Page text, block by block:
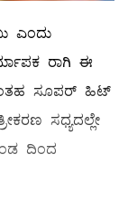
ಎಂದು
ರಾಗಿ ಈ
ಸೂಪರ್ ಹಿಟ್
ಸಧ್ಯದಲ್ಲೇ
ದಿಂದ